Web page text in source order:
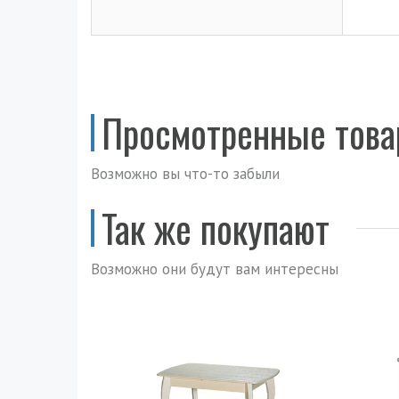
Просмотренные
Возможно вы что-то забыли
Так же покупают
Возможно они будут вам интересны